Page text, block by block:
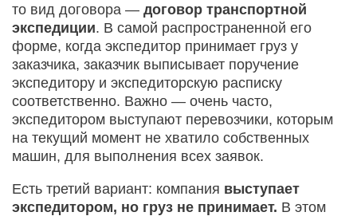
то вид договора — договор транспортной
экспедиции. В самой распространенной его
форме, когда экспедитор принимает груз у
заказчика, заказчик выписывает поручение
экспедитору и экспедиторскую расписку
соответственно. Важно — очень часто,
экспедитором выступают перевозчики, которым
на текущий момент не хватило собственных
машин, для выполнения всех заявок.
Есть третий вариант: компания выступает
экспедитором, но груз не принимает. В этом